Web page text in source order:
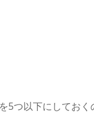
5つ以下にしてお